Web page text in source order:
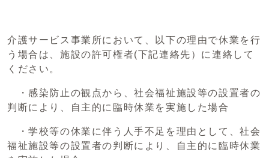
介護サービス事業所において、以下の理由で休業を行
う場合は、施設の許可権者(下記連絡先）に連絡して
ください。
・感染防止の観点から、社会福祉施設等の設置者の
判断により、自主的に臨時休業を実施した場合
・学校等の休業に伴う人手不足を理由として、社会
福祉施設等の設置者の判断により、自主的に臨時休業